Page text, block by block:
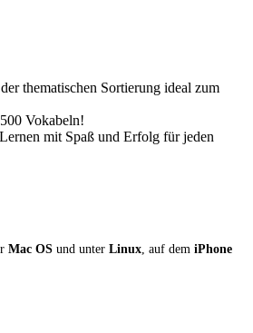
thematischen Sortierung ideal zum
Vokabeln!
mit Spaß und Erfolg für jeden
Mac OS und unter Linux, auf dem iPhone